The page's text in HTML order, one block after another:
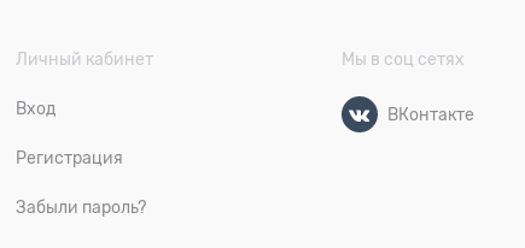
Личный кабинет
Вход
Регистрация
Забыли пароль?
Мы в соц сетях
ВКонтакте